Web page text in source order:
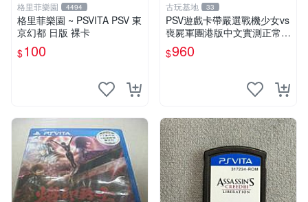
格里菲樂園 4494
格里菲樂園 ~ PSVITA PSV 東
京幻都 日版 裸卡
$100
古玩基地 33
PSV遊戲卡帶嚴選戰機少女vs
喪屍軍團港版中文實測正常運
行即發 戰機少女 傳說 再戰
$960